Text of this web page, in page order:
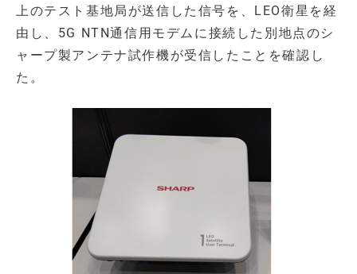
上のテスト基地局が送信した信号を、LEO衛星を経
由し、5G NTN通信用モデムに接続した別地点のシ
ャープ製アンテナ試作機が受信したことを確認し
た。